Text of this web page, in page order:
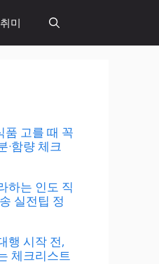
취미
품 고를 때 꼭
·함량 체크
하는 인도 직
실전팁 정
행 시작 전,
체크리스트